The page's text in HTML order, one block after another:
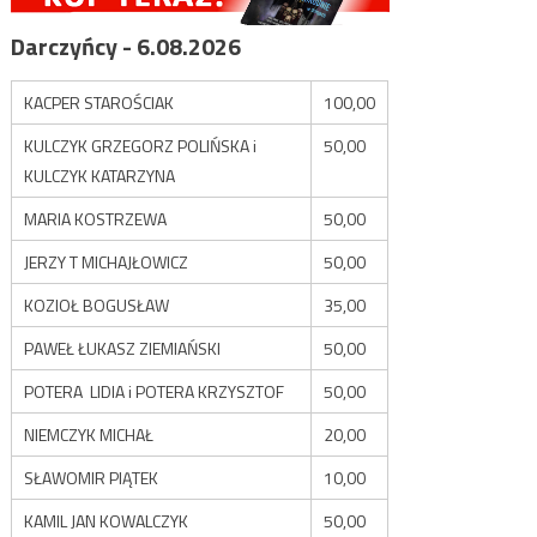
Darczyńcy - 6.08.2026
KACPER STAROŚCIAK
100,00
KULCZYK GRZEGORZ POLIŃSKA i
KULCZYK KATARZYNA
50,00
MARIA KOSTRZEWA
50,00
JERZY T MICHAJŁOWICZ
50,00
KOZIOŁ BOGUSŁAW
35,00
PAWEŁ ŁUKASZ ZIEMIAŃSKI
50,00
POTERA LIDIA i POTERA KRZYSZTOF
50,00
NIEMCZYK MICHAŁ
20,00
SŁAWOMIR PIĄTEK
10,00
KAMIL JAN KOWALCZYK
50,00